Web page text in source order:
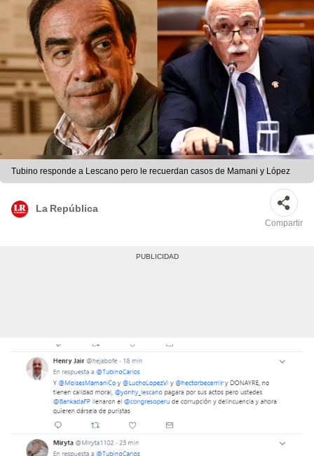
Tubino responde a Lescano pero le recuerdan casos de Mamani y López
La República
Compartir